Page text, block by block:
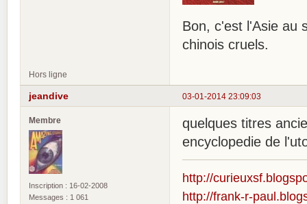
Bon, c'est l'Asie au
chinois cruels.
Hors ligne
03-01-2014 23:09:03
jeandive
Membre
Inscription : 16-02-2008
Messages : 1 061
quelques titres
encyclopedie de
http://
http://frank-r-